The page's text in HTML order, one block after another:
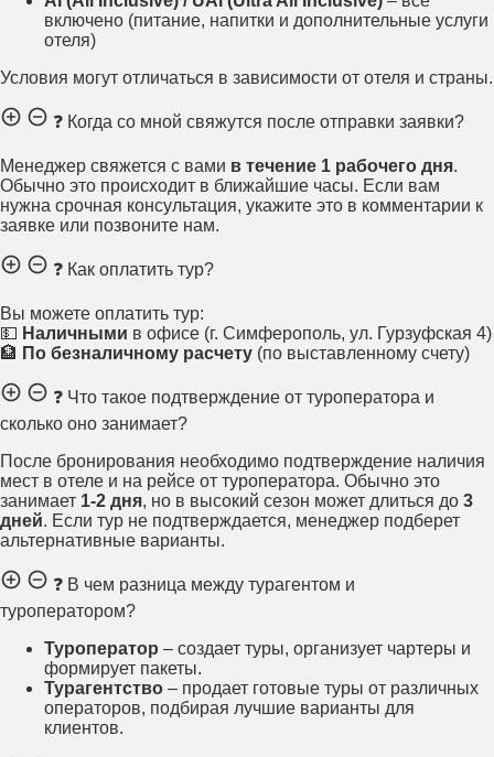
включено (питание, напитки и дополнительные услуги
отеля)
Условия могут отличаться в зависимости от отеля и страны.
❓ Когда со мной свяжутся после отправки заявки?
Менеджер свяжется с вами в течение 1 рабочего дня.
Обычно это происходит в ближайшие часы. Если вам
нужна срочная консультация, укажите это в комментарии к
заявке или позвоните нам.
❓ Как оплатить тур?
Вы можете оплатить тур:
💵 Наличными в офисе (г. Симферополь, ул. Гурзуфская 4)
🏦 По безналичному расчету (по выставленному счету)
❓ Что такое подтверждение от туроператора и
сколько оно занимает?
После бронирования необходимо подтверждение наличия
мест в отеле и на рейсе от туроператора. Обычно это
занимает 1-2 дня, но в высокий сезон может длиться до 3
дней. Если тур не подтверждается, менеджер подберет
альтернативные варианты.
❓ В чем разница между турагентом и
туроператором?
Туроператор – создает туры, организует чартеры и
формирует пакеты.
Турагентство – продает готовые туры от различных
операторов, подбирая лучшие варианты для
клиентов.